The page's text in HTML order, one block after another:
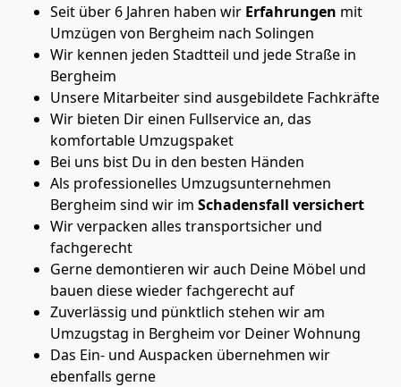
Seit über 6 Jahren haben wir Erfahrungen mit
Umzügen von Bergheim nach Solingen
Wir kennen jeden Stadtteil und jede Straße in
Bergheim
Unsere Mitarbeiter sind ausgebildete Fachkräfte
Wir bieten Dir einen Fullservice an, das
komfortable Umzugspaket
Bei uns bist Du in den besten Händen
Als professionelles Umzugsunternehmen
Bergheim sind wir im Schadensfall versichert
Wir verpacken alles transportsicher und
fachgerecht
Gerne demontieren wir auch Deine Möbel und
bauen diese wieder fachgerecht auf
Zuverlässig und pünktlich stehen wir am
Umzugstag in Bergheim vor Deiner Wohnung
Das Ein- und Auspacken übernehmen wir
ebenfalls gerne